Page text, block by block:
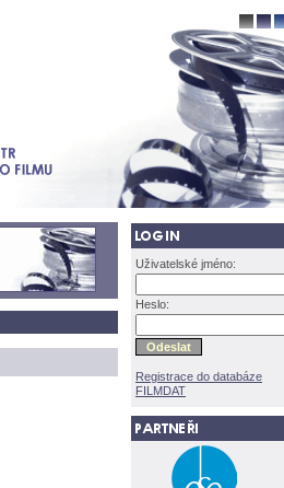
Uživatelské jméno:
Heslo:
Registrace do databáze
FILMDAT